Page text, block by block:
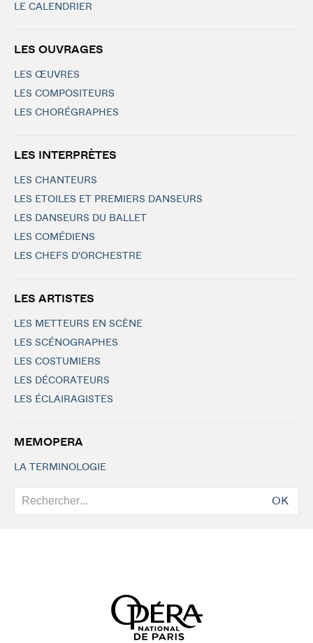
LE CALENDRIER
LES OUVRAGES
LES ŒUVRES
LES COMPOSITEURS
LES CHORÉGRAPHES
LES INTERPRÈTES
LES CHANTEURS
LES ETOILES ET PREMIERS DANSEURS
LES DANSEURS DU BALLET
LES COMÉDIENS
LES CHEFS D'ORCHESTRE
LES ARTISTES
LES METTEURS EN SCÈNE
LES SCÉNOGRAPHES
LES COSTUMIERS
LES DÉCORATEURS
LES ÉCLAIRAGISTES
MEMOPERA
LA TERMINOLOGIE
OK